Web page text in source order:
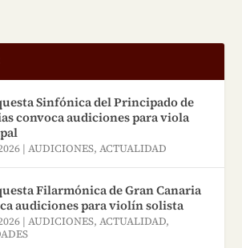
Sinfónica del Principado de
convoca audiciones para viola
|AUDICIONES,ACTUALIDAD
Filarmónica de Gran Canaria
audiciones para violín solista
|AUDICIONES,ACTUALIDAD,